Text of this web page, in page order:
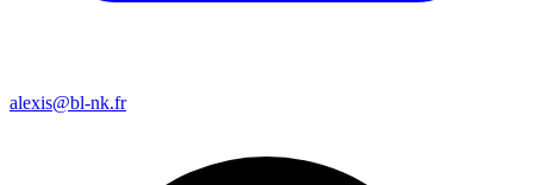
alexis@bl-nk.fr